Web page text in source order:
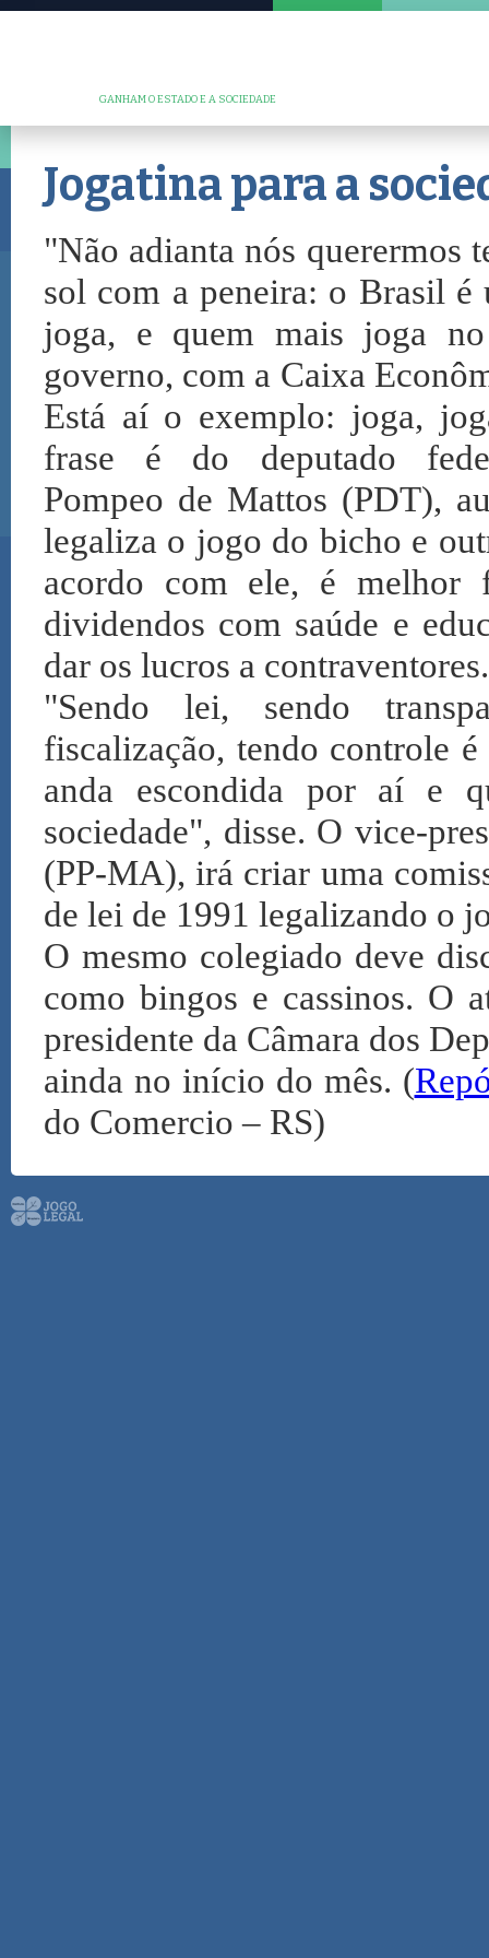
GANHAM O ESTADO E A SOCIEDADE
Jogatina para a
"Não adianta nós querermos
sol com a peneira: o Brasil é
joga, e quem mais joga
governo, com a Caixa
Está aí o exemplo: joga,
frase é do deputado
Pompeo de Mattos (PDT),
legaliza o jogo do bicho e
acordo com ele, é melhor
dividendos com saúde e
dar os lucros a contraventores.
"Sendo lei, sendo
fiscalização, tendo controle
anda escondida por aí e
sociedade", disse. O vice-
(PP-MA), irá criar uma
de lei de 1991 legalizando o
O mesmo colegiado deve
como bingos e cassinos. O
presidente da Câmara dos
ainda no início do mês. (
do Comercio – RS)